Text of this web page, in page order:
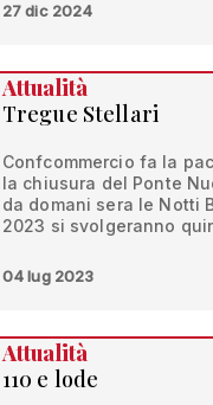
27 dic 2024
Attualità
Tregue Stellari
Confcommercio fa la
la chiusura del Ponte
da domani sera le Notti
2023 si svolgeranno
04 lug 2023
Attualità
110 e lode